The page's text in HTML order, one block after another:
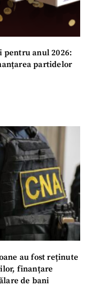
pentru anul 2026:
partidelor
au fost reținute
finanțare
de bani